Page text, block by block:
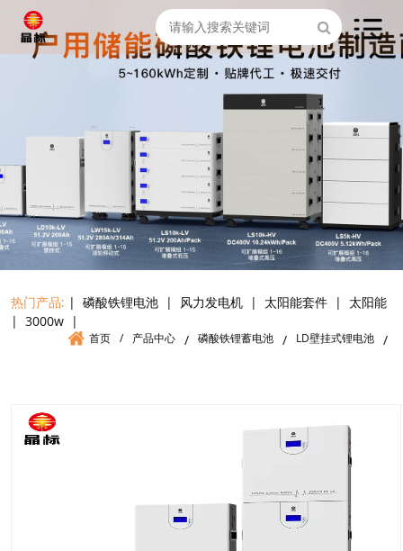
热门产品: | 磷酸铁锂电池 | 风力发电机 | 太阳能套件 |
太阳能
| 3000w |
首页 / 产品中心 / 磷酸铁锂蓄电池 / LD壁挂式锂电池 /